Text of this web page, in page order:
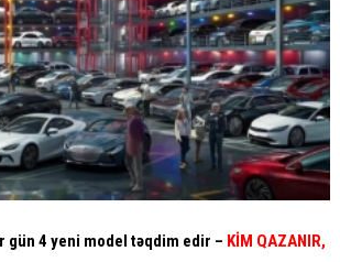
gün 4 yeni model təqdim edir – KİM QAZANIR,